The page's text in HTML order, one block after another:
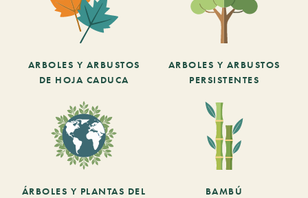
ARBOLES Y ARBUSTOS
DE HOJA CADUCA
ARBOLES Y ARBUSTOS
PERSISTENTES
ÁRBOLES Y PLANTAS DEL
BAMBÚ